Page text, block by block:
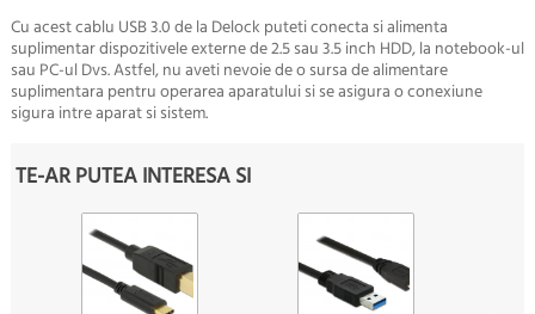
Cu acest cablu USB 3.0 de la Delock puteti conecta si alimenta
suplimentar dispozitivele externe de 2.5 sau 3.5 inch HDD, la notebook-ul
sau PC-ul Dvs. Astfel, nu aveti nevoie de o sursa de alimentare
suplimentara pentru operarea aparatului si se asigura o conexiune
sigura intre aparat si sistem.
TE-AR PUTEA INTERESA SI